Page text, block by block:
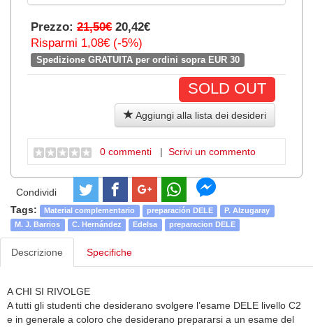
Prezzo: 21,50€ 20,42€
Risparmi 1,08€ (-5%)
Spedizione GRATUITA per ordini sopra EUR 30
SOLD OUT
Aggiungi alla lista dei desideri
0 commenti | Scrivi un commento
Condividi
Tags:
Material complementario preparación DELE
P. Alzugaray
M. J. Barrios
C. Hernández Edelsa preparacion DELE
Descrizione Specifiche
A CHI SI RIVOLGE
A tutti gli studenti che desiderano svolgere l’esame DELE livello C2
e in generale a coloro che desiderano prepararsi a un esame del